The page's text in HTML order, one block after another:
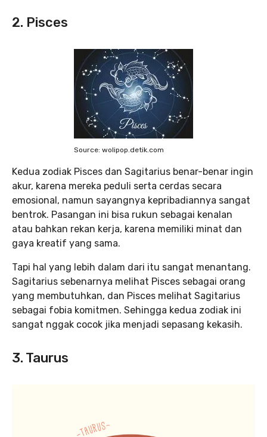
2. Pisces
Source: wolipop.detik.com
Kedua zodiak Pisces dan Sagitarius benar-benar ingin
akur, karena mereka peduli serta cerdas secara
emosional, namun sayangnya kepribadiannya sangat
bentrok. Pasangan ini bisa rukun sebagai kenalan
atau bahkan rekan kerja, karena memiliki minat dan
gaya kreatif yang sama.
Tapi hal yang lebih dalam dari itu sangat menantang.
Sagitarius sebenarnya melihat Pisces sebagai orang
yang membutuhkan, dan Pisces melihat Sagitarius
sebagai fobia komitmen. Sehingga kedua zodiak ini
sangat nggak cocok jika menjadi sepasang kekasih.
3. Taurus